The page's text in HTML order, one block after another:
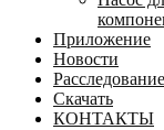
Приложение
Новости
Расследование
Скачать
КОНТАКТЫ